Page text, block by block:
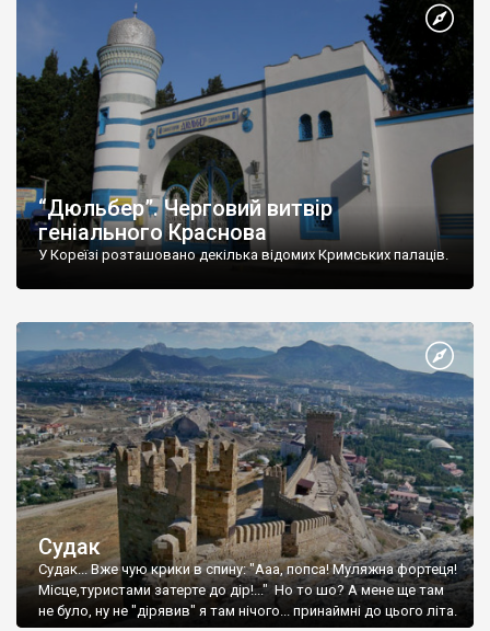
“Дюльбер”. Черговий витвір
геніального Краснова
У Кореїзі розташовано декілька відомих Кримських палаців.
Судак
Судак... Вже чую крики в спину: "Ааа, попса! Муляжна фортеця!
Місце,туристами затерте до дір!..." Но то шо? А мене ще там
не було, ну не "дірявив" я там нічого... принаймні до цього літа.